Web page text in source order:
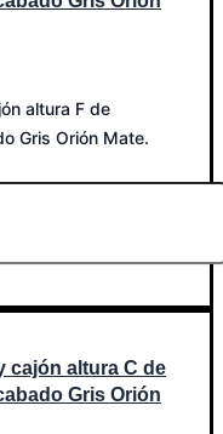
altura F de
Gris Orión Mate.
cajón altura C de
Gris Orión